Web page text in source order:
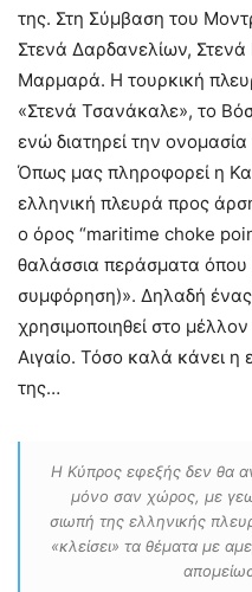
της. Στη Σύμβαση του
Στενά Δαρδανελίων,
Μαρμαρά. Η τουρκική
«Στενά Τσανάκαλε», το
ενώ διατηρεί την
Όπως μας πληροφορεί η
ελληνική πλευρά προς
ο όρος “maritime choke
θαλάσσια περάσματα όπου
συμφόρηση)». Δηλαδή
χρησιμοποιηθεί στο
Αιγαίο. Τόσο καλά κάνει η
της…
Η Κύπρος εφεξής δεν θα
μόνο σαν χώρος, με
σιωπή της ελληνικής
«κλείσει» τα θέματα με